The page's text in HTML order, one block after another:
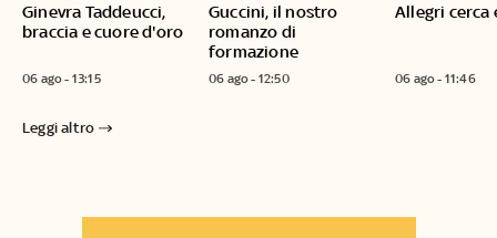
Ginevra Taddeucci,
braccia e cuore d'oro
06 ago - 13:15
Guccini, il nostro
romanzo di
formazione
06 ago - 12:50
Allegri
06 ago - 11:46
Leggi altro